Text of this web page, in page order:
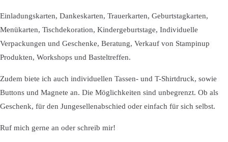
Einladungskarten, Dankeskarten, Trauerkarten, Geburtstagkarten,
Menükarten, Tischdekoration, Kindergeburtstage, Individuelle
Verpackungen und Geschenke, Beratung, Verkauf von Stampinup
Produkten, Workshops und Basteltreffen.
Zudem biete ich auch individuellen Tassen- und T-Shirtdruck, sowie
Buttons und Magnete an. Die Möglichkeiten sind unbegrenzt. Ob als
Geschenk, für den Jungesellenabschied oder einfach für sich selbst.
Ruf mich gerne an oder schreib mir!